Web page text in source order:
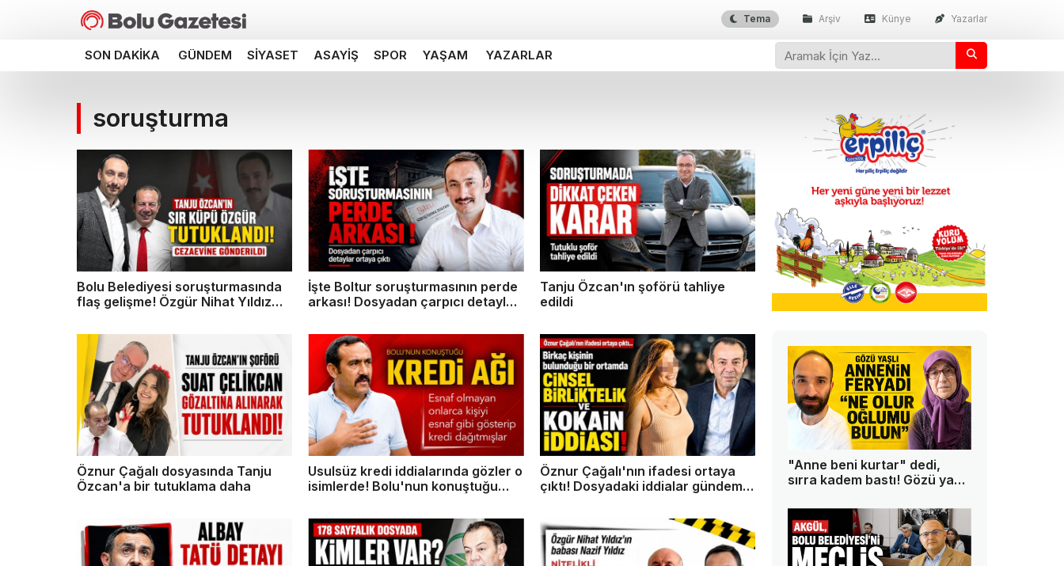
Tema Arşiv Künye Yazarlar
SON DAKIKA GÜNDEM SIYASET ASAYIŞ SPOR YAŞAM YAZARLAR
soruşturma
Bolu Belediyesi soruşturmasında
flaş gelişme! Özgür Nihat Yıldız
İşte Boltur soruşturmasının perde
arkası! Dosyadan çarpıcı detaylar
Tanju Özcan'ın şoförü tahliye
edildi
Öznur Çağalı dosyasında Tanju
Özcan'a bir tutuklama daha
Usulsüz kredi iddialarında gözler o
isimlerde! Bolu'nun konuştuğu
Öznur Çağalı'nın ifadesi ortaya
çıktı! Dosyadaki iddialar gündem
"Anne beni kurtar" dedi,
sırra kadem bastı! Gözü yaşlı
haber alamıyor